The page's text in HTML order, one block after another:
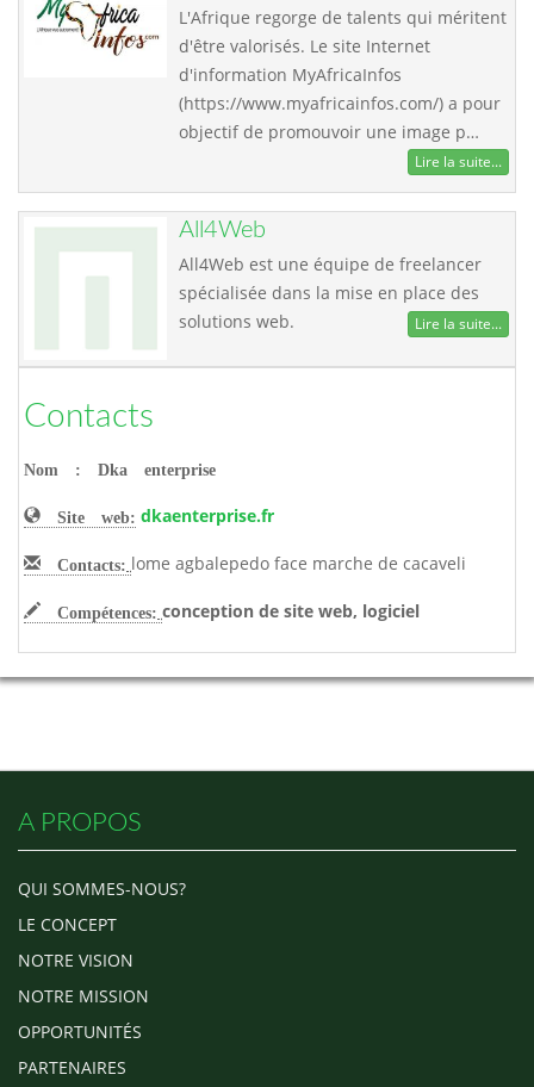
L'Afrique regorge de talents qui méritent
d'être valorisés. Le site Internet
d'information MyAfricaInfos
(https://www.myafricainfos.com/) a pour
objectif de promouvoir une image p…
Lire la suite...
All4Web
All4Web est une équipe de freelancer
spécialisée dans la mise en place des
solutions web.
Lire la suite...
Contacts
Nom : Dka enterprise
Site web: dkaenterprise.fr
Contacts: lome agbalepedo face marche de cacaveli
Compétences: conception de site web, logiciel
A PROPOS
QUI SOMMES-NOUS?
LE CONCEPT
NOTRE VISION
NOTRE MISSION
OPPORTUNITÉS
PARTENAIRES